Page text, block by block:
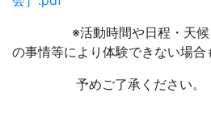
※活動時間や日程・天候、
の事情等により体験できない場合
予めご了承ください。